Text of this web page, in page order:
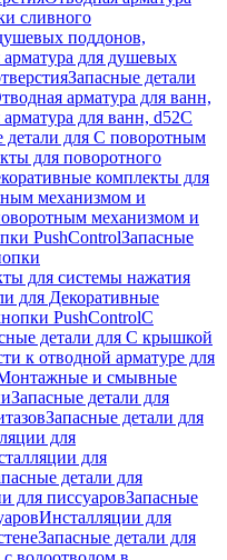
сливного
поддонов,
для душевых
Запасные детали
арматура для ванн,
для ванн, d52С
детали для С поворотным
для поворотного
комплекты для
механизмом и
механизмом и
PushControlЗапасные
для системы нажатия
для Декоративные
PushControlС
детали для С крышкой
к отводной арматуре для
и смывные
Запасные детали для
Запасные детали для
для
для
детали для
для писсуаровЗапасные
Инсталляции для
Запасные детали для